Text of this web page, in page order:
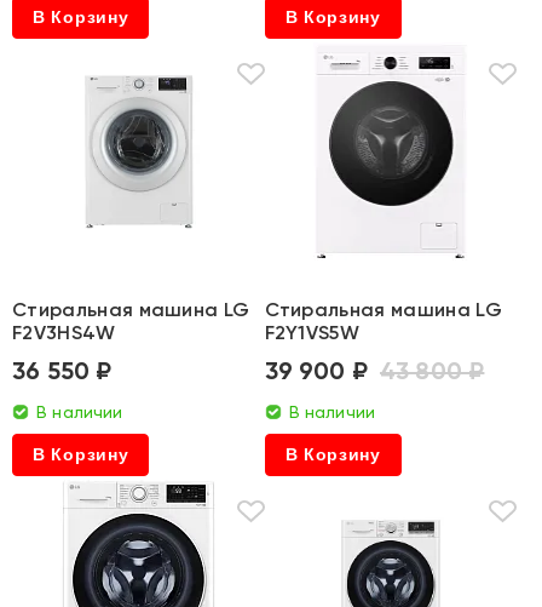
В Корзину В Корзину
Стиральная машина LG
F2V3HS4W
36 550 ₽
В наличии
В Корзину
Стиральная машина LG
F2Y1VS5W
39 900 ₽ 43 800 ₽
В наличии
В Корзину